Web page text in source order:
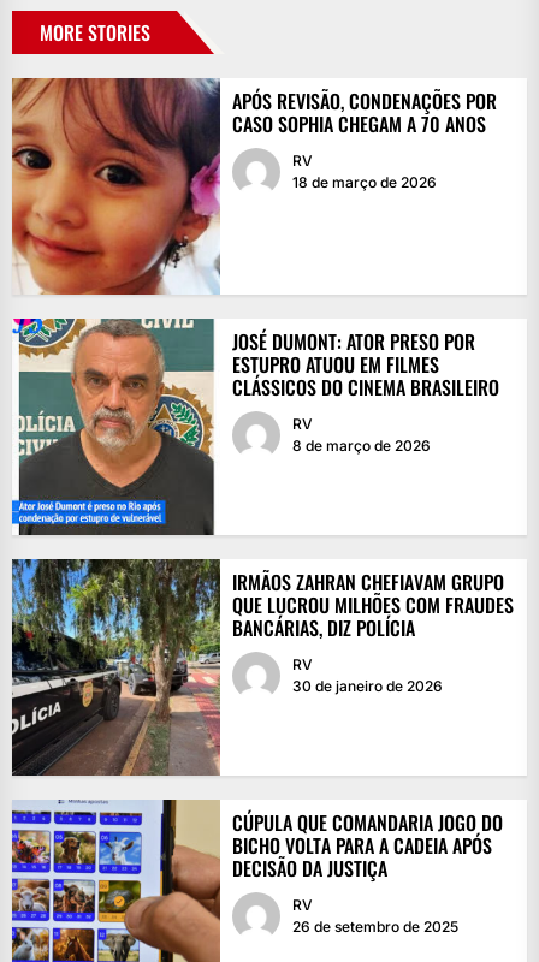
MORE STORIES
APÓS REVISÃO, CONDENAÇÕES POR
CASO SOPHIA CHEGAM A 70 ANOS
RV
18 de março de 2026
JOSÉ DUMONT: ATOR PRESO POR
ESTUPRO ATUOU EM FILMES
CLÁSSICOS DO CINEMA BRASILEIRO
RV
8 de março de 2026
IRMÃOS ZAHRAN CHEFIAVAM GRUPO
QUE LUCROU MILHÕES COM FRAUDES
BANCÁRIAS, DIZ POLÍCIA
RV
30 de janeiro de 2026
CÚPULA QUE COMANDARIA JOGO DO
BICHO VOLTA PARA A CADEIA APÓS
DECISÃO DA JUSTIÇA
RV
26 de setembro de 2025